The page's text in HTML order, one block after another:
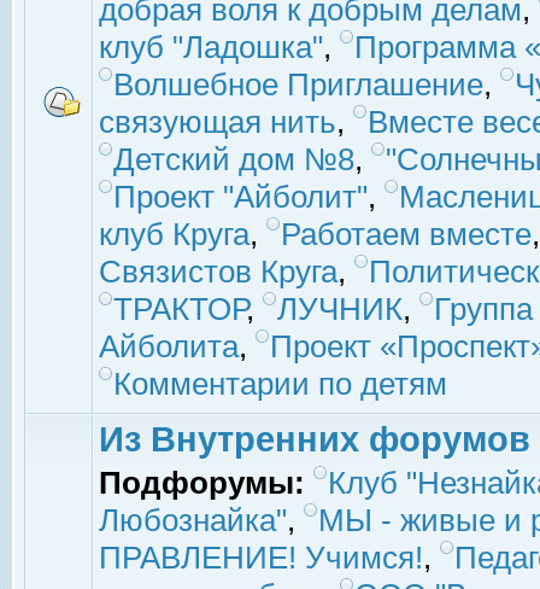
добрая воля к добрым делам,
клуб "Ладошка",
Программа
Волшебное Приглашение,
связующая нить,
Вместе
Детский дом №8,
Проект "Айболит",
клуб Круга, Работаем вместе
Связистов Круга,
ТРАКТОР, ЛУЧНИК,
Айболита,
Проект
Комментарии по детям
Из Внутренних форумов
Подфорумы:
Клуб
Любознайка",
МЫ - живые и
ПРАВЛЕНИЕ! Учимся!,